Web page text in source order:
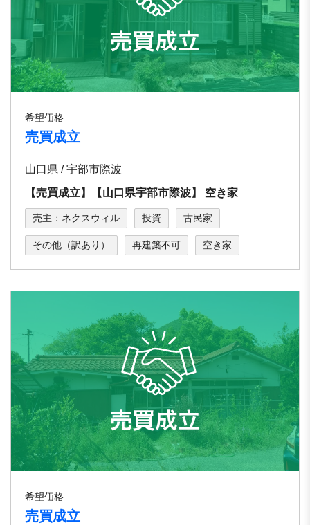
希望価格
売買成立
山口県 / 宇部市際波
【売買成立】【⼭⼝県宇部市際波】 空き家
売主：ネクスウィル 投資 古民家
その他（訳あり） 再建築不可 空き家
希望価格
売買成立